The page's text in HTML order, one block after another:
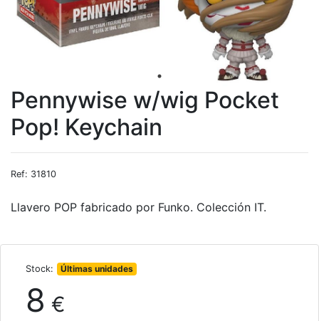
Pennywise w/wig Pocket
Pop! Keychain
Ref: 31810
Llavero POP fabricado por Funko. Colección IT.
Stock: Últimas unidades
8 €